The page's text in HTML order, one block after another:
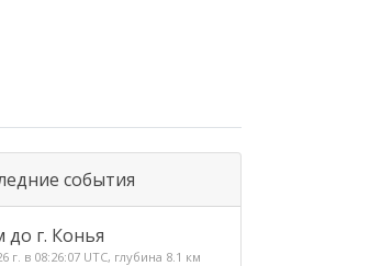
события
до г. Конья
г. в 08:26:07 UTC, глубина 8.1 км